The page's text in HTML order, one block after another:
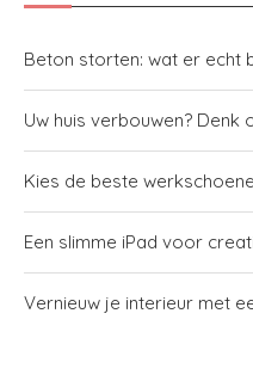
Beton storten: wat er echt
Uw huis verbouwen?
Kies de beste
Een slimme iPad voor
Vernieuw je interieur met